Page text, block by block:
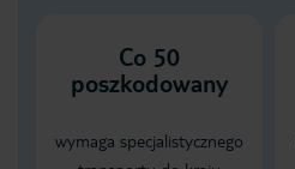
Co 50
poszkodowany
wymaga specjalistycznego